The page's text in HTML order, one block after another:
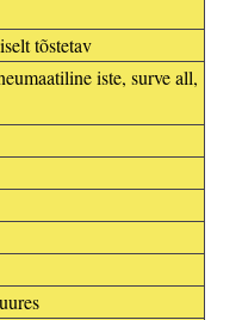
tõstetav
iste, surve all,